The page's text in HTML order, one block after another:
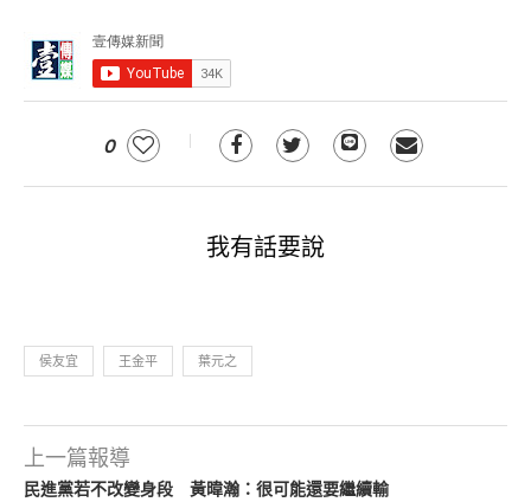
0
我有話要說
侯友宜 王金平 葉元之
上一篇報導
民進黨若不改變身段 黃暐瀚：很可能還要繼續輸